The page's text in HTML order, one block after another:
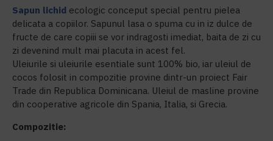
Sapun lichid ecologic conceput special pentru pielea
delicata a copiilor. Sapunul lasa o spuma cu in iz dulce de
fructe de care copiii se vor indragosti imediat, baita de zi cu
zi devenind mult mai placuta in acest fel.
Uleiurile si uleiurile esentiale sunt 100% bio, iar uleiul de
cocos folosit in compozitie provine dintr-un proiect Fair
Trade din Republica Dominicana. Uleiul de masline provine
din cooperative agricole din Spania, Italia, si Grecia.
Compozitie: